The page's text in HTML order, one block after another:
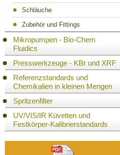
Schläuche
Zubehör und Fittings
Mikropumpen - Bio-Chem
Fluidics
Presswerkzeuge - KBr und XRF
Referenzstandards und
Chemikalien in kleinen Mengen
Spritzenfilter
UV/VIS/IR Küvetten und
Festkörper-Kalibrierstandards